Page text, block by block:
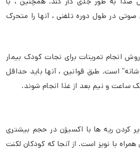
در طول دوره تلفنی ، آنها را متحرک
انجام تمرینات برای نجات کودک بیمار
است. طبق قوانین ، آنها باید حداقل
کردن ریه ها با اکسیژن در حجم بیشتری
با نویز است. از آنجا که کودکان لکنت